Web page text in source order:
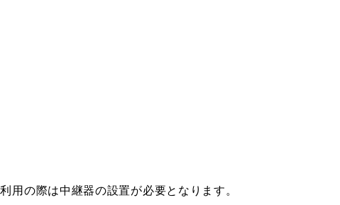
用の際は中継器の設置が必要となります。